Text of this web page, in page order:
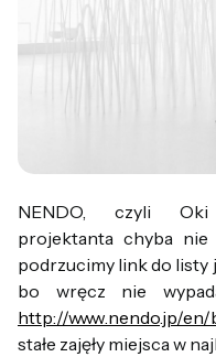
NENDO, czyli
projektanta chyba
podrzucimy link do listy
bo wręcz nie
http://www.nendo.jp/
stałe zajęły miejsca w